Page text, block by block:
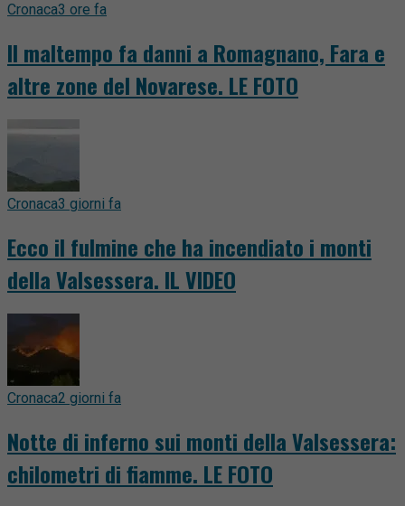
Cronaca3 ore fa
Il maltempo fa danni a Romagnano, Fara e
altre zone del Novarese. LE FOTO
Cronaca3 giorni fa
Ecco il fulmine che ha incendiato i monti
della Valsessera. IL VIDEO
Cronaca2 giorni fa
Notte di inferno sui monti della Valsessera:
chilometri di fiamme. LE FOTO